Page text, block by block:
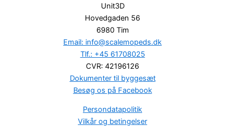
Unit3D
Hovedgaden 56
6980 Tim
Email: info@scalemopeds.dk
Tlf.: +45 61708025
CVR: 42196126
Dokumenter til byggesæt
Besøg os på Facebook
Persondatapolitik
Vilkår og betingelser